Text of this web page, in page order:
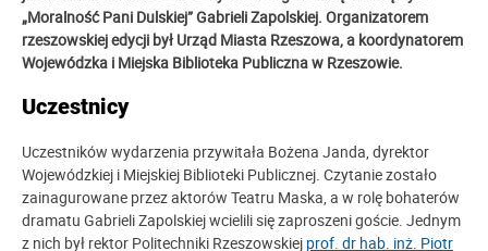
„Moralność Pani Dulskiej” Gabrieli Zapolskiej. Organizatorem
rzeszowskiej edycji był Urząd Miasta Rzeszowa, a koordynatorem
Wojewódzka i Miejska Biblioteka Publiczna w Rzeszowie.
Uczestnicy
Uczestników wydarzenia przywitała Bożena Janda, dyrektor
Wojewódzkiej i Miejskiej Biblioteki Publicznej. Czytanie zostało
zainagurowane przez aktorów Teatru Maska, a w rolę bohaterów
dramatu Gabrieli Zapolskiej wcielili się zaproszeni goście. Jednym
z nich był rektor Politechniki Rzeszowskiej prof. dr hab. inż. Piotr